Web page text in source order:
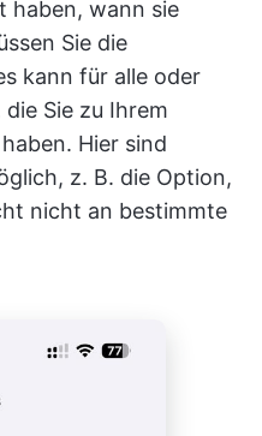
haben, wann sie
Sie die
kann für alle oder
Sie zu Ihrem
Hier sind
z. B. die Option,
nicht an bestimmte